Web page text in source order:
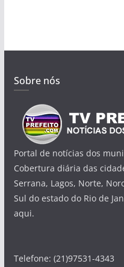
Sobre nós
Portal de notícias dos
Cobertura diária das
Serrana, Lagos, Norte,
Sul do estado do Rio de
aqui.
Telefone: (21)97531-4343